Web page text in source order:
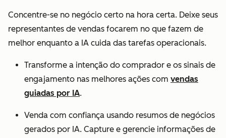
Concentre-se no negócio certo na hora certa. Deixe seus
representantes de vendas focarem no que fazem de
melhor enquanto a IA cuida das tarefas operacionais.
Transforme a intenção do comprador e os sinais de
engajamento nas melhores ações com vendas
guiadas por IA.
Venda com confiança usando resumos de negócios
gerados por IA. Capture e gerencie informações de